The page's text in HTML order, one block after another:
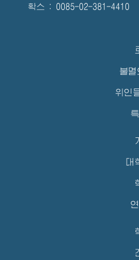
확스 : 0085-02-381-
불
위인
대